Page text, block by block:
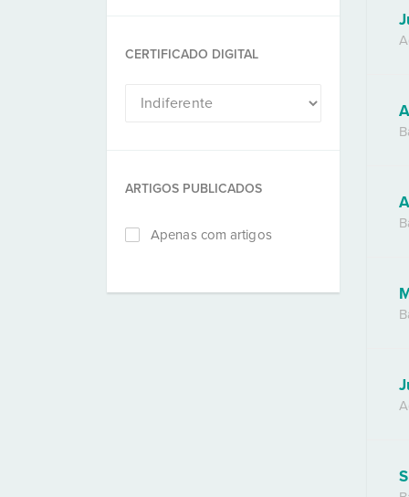
CERTIFICADO DIGITAL
ARTIGOS PUBLICADOS
Apenas com artigos